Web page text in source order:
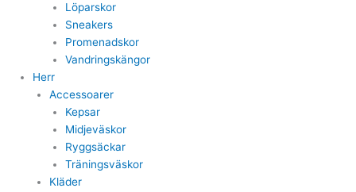
Löparskor
Sneakers
Promenadskor
Vandringskängor
Herr
Accessoarer
Kepsar
Midjeväskor
Ryggsäckar
Träningsväskor
Kläder